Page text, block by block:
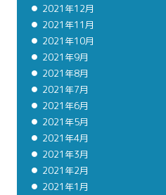
2021年12月
2021年11月
2021年10月
2021年9月
2021年8月
2021年7月
2021年6月
2021年5月
2021年4月
2021年3月
2021年2月
2021年1月